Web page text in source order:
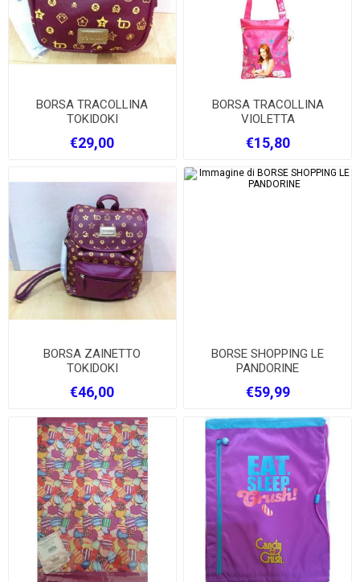
BORSA TRACOLLINA
TOKIDOKI
€29,00
BORSA TRACOLLINA
VIOLETTA
€15,80
BORSA ZAINETTO
TOKIDOKI
€46,00
BORSE SHOPPING LE
PANDORINE
€59,99